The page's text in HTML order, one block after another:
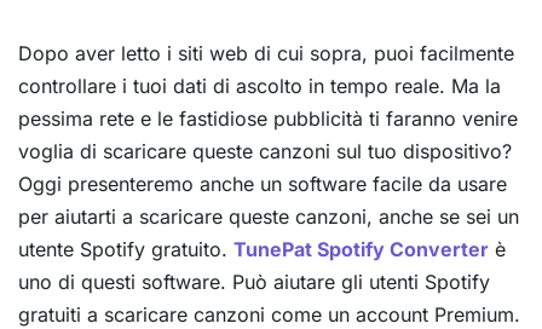
Dopo aver letto i siti web di cui sopra, puoi facilmente
controllare i tuoi dati di ascolto in tempo reale. Ma la
pessima rete e le fastidiose pubblicità ti faranno venire
voglia di scaricare queste canzoni sul tuo dispositivo?
Oggi presenteremo anche un software facile da usare
per aiutarti a scaricare queste canzoni, anche se sei un
utente Spotify gratuito. TunePat Spotify Converter è
uno di questi software. Può aiutare gli utenti Spotify
gratuiti a scaricare canzoni come un account Premium.